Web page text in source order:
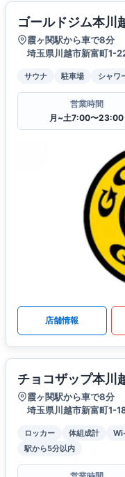
ゴールドジム本川
霞ヶ関駅から車で8分
埼玉県川越市新富町1-
サウナ 駐車場 シャワ
営業時間
月~土7:00〜23:00
店舗情報
チョコザップ本川
霞ヶ関駅から車で8分
埼玉県川越市新富町1-
ロッカー 体組成計
駅から5分以内